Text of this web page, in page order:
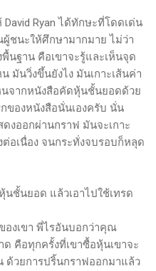
Ryan ได้ทักษะที่โดดเด่น
ชนะให้ศึกษามากมาย ไม่ว่า
นฐาน คือเขาจะรู้และเห็นจุด
มันวิ่งขึ้นยังไง มันเกาะเส้นค่า
นจากหนังสือคัดหุ้นชั้นยอดด้วย
ของหนังสือนั่นเองครับ นั่น
ออกผ่านกราฟ มันจะเกาะ
อเนื่อง จนกระทั่งจบรอบก็หลุด
นชั้นยอด แล้วเอาไปใช้เทรด
องเขา พี่ไรอันบอกว่าคุณ
คือทุกครั้งที่เขาซื้อหุ้นเขาจะ
ด้วยการปริ้นกราฟออกมาแล้ว